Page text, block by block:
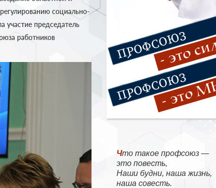
Что такое профсоюз —
это повесть,
Наши будни, наша жизнь,
наша совесть.
социально-
участие председатель
работников